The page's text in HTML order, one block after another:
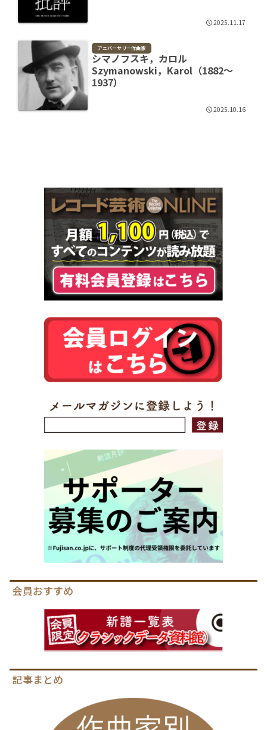
2025.11.17
アニバーサリー作曲家
シマノフスキ，カロル
Szymanowski，Karol（1882～
1937）
2025.10.16
会員おすすめ
記事まとめ